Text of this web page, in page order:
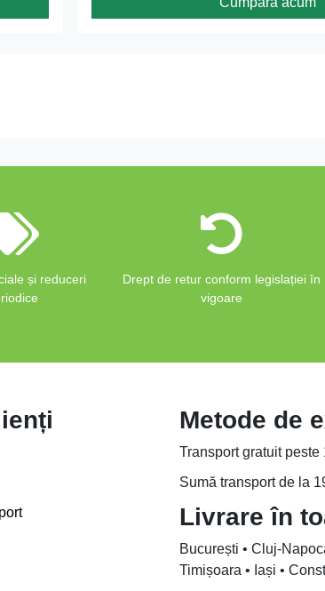
și reduceri
Drept de retur conform legislației în
vigoare
Metode de
Transport gratuit peste
Sumă transport de la
Livrare în
București • Cluj-
Timișoara • Iași •